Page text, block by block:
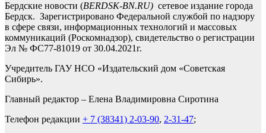
Бердские новости (BERDSK-BN.RU) сетевое издание города
Бердск. Зарегистрировано Федеральной службой по надзору
в сфере связи, информационных технологий и массовых
коммуникаций (Роскомнадзор), свидетельство о регистрации
Эл № ФС77-81019 от 30.04.2021г.
Учредитель ГАУ НСО «Издательский дом «Советская
Сибирь».
Главный редактор – Елена Владимировна Сиротина
Телефон редакции + 7 (38341) 2-03-90, 2-31-47;